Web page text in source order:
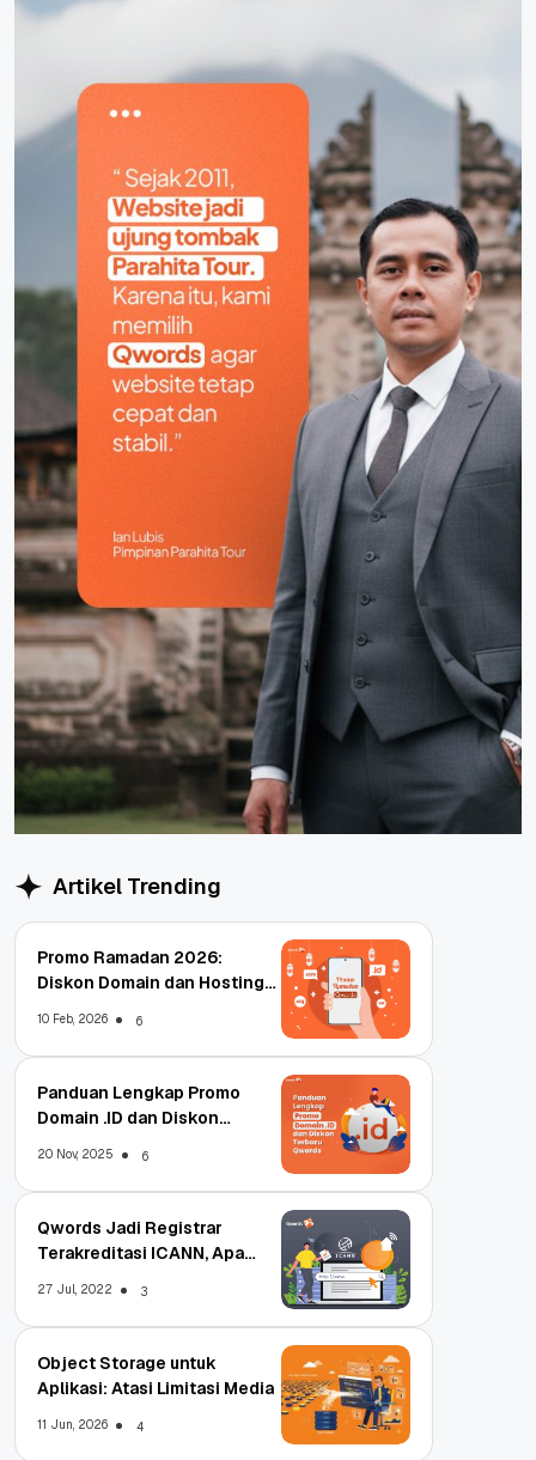
Artikel Trending
Promo Ramadan 2026:
Diskon Domain dan Hosting
10 Feb, 2026 6
Panduan Lengkap Promo
Domain .ID dan Diskon
20 Nov, 2025 6
Qwords Jadi Registrar
Terakreditasi ICANN, Apa
27 Jul, 2022 3
Object Storage untuk
Aplikasi: Atasi Limitasi Media
11 Jun, 2026 4